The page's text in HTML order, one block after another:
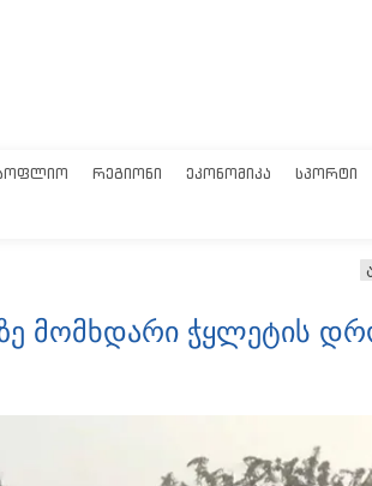
ᲠᲔᲒᲘᲝᲜᲘ ᲔᲙᲝᲜᲝᲛᲘᲙᲐ ᲡᲞᲝᲠᲢᲘ
მომხდარი ჭყლეტის